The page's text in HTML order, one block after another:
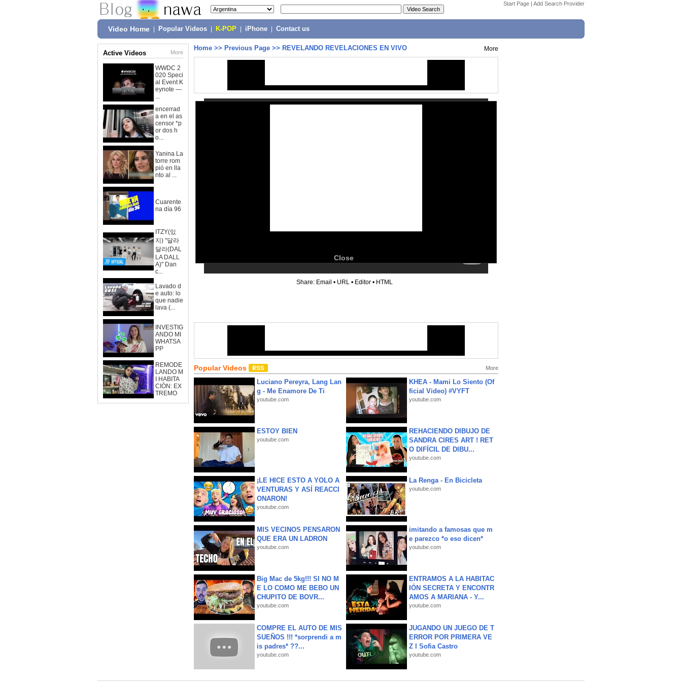
Start Page | Add Search Provider
Video Home Popular Videos K-POP iPhone Contact us
Active Videos More
WWDC 2
020 Speci
al Event K
eynote —
...
encerrad
a en el as
censor *p
or dos h
o...
Yanina La
torre rom
pió en lla
nto al ...
Cuarente
na día 96
ITZY(있
지) "달라
달라(DAL
LA DALL
A)" Dan
c...
Lavado d
e auto: lo
que nadie
lava (...
INVESTIG
ANDO MI
WHATSA
PP
REMODE
LANDO M
I HABITA
CIÓN: EX
TREMO
Home >> Previous Page >> REVELANDO REVELACIONES EN VIVO More
Close
Share: Email • URL • Editor • HTML
Popular Videos More
Luciano Pereyra, Lang Lan
g - Me Enamore De Ti
youtube.com
KHEA - Mami Lo Siento (Of
ficial Video) #VYFT
youtube.com
ESTOY BIEN
youtube.com
REHACIENDO DIBUJO DE
SANDRA CIRES ART ! RET
O DIFÍCIL DE DIBU...
youtube.com
¡LE HICE ESTO A YOLO A
VENTURAS Y ASÍ REACCI
ONARON!
youtube.com
La Renga - En Bicicleta
youtube.com
MIS VECINOS PENSARON
QUE ERA UN LADRON
youtube.com
imitando a famosas que m
e parezco *o eso dicen*
youtube.com
Big Mac de 5kg!!! SI NO M
E LO COMO ME BEBO UN
CHUPITO DE BOVR...
youtube.com
ENTRAMOS A LA HABITAC
IÓN SECRETA Y ENCONTR
AMOS A MARIANA - Y...
youtube.com
COMPRE EL AUTO DE MIS
SUEÑOS !!! *sorprendi a m
is padres* ??...
youtube.com
JUGANDO UN JUEGO DE T
ERROR POR PRIMERA VE
Z l Sofia Castro
youtube.com